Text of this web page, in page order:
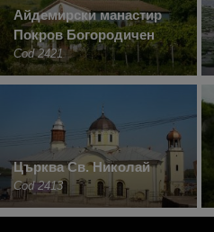
Айдемирски манастир
Покров Богородичен
Cod 2421
Църква Св. Николай
Cod 2413